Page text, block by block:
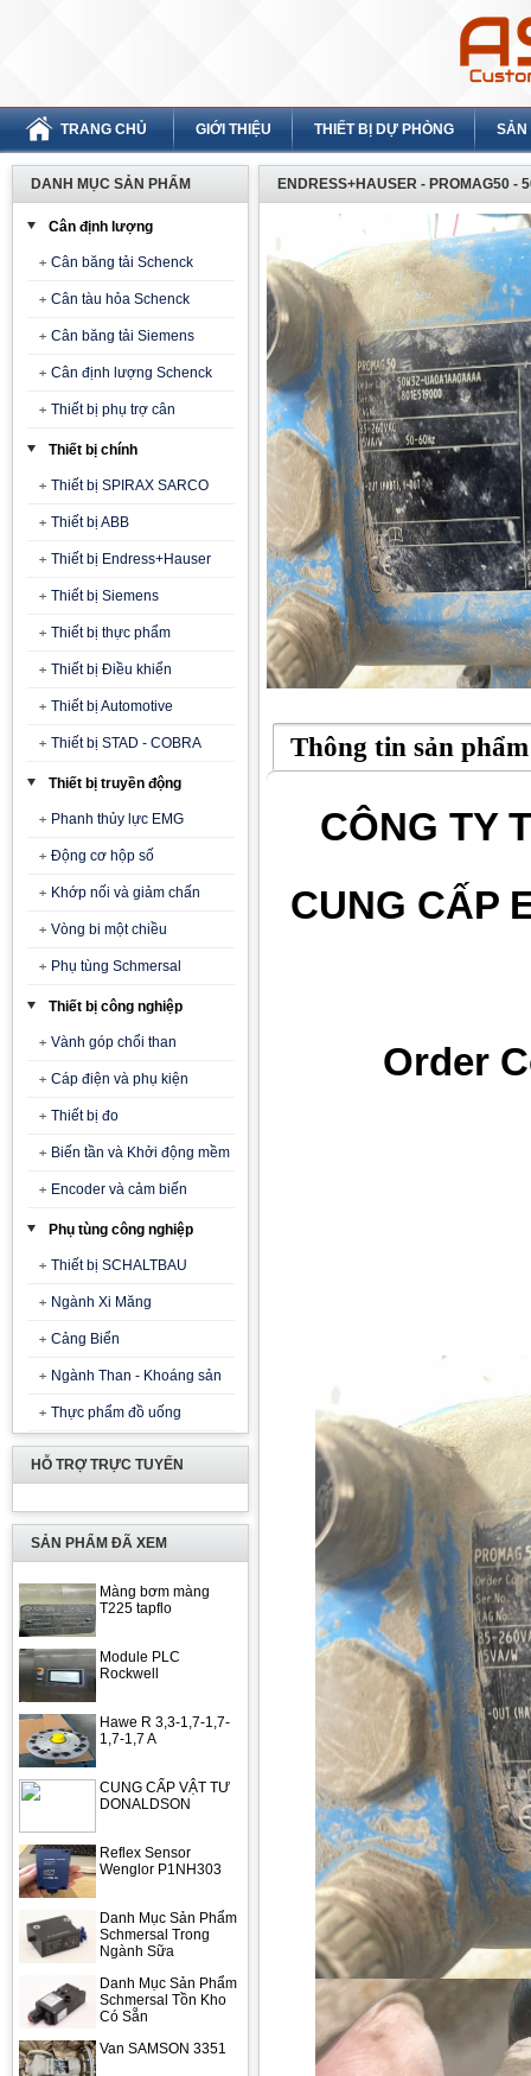
TRANG CHỦ GIỚI THIỆU THIẾT BỊ DỰ PHÒNG SẢN
DANH MỤC SẢN PHẨM
Cân định lượng
Cân băng tải Schenck
Cân tàu hỏa Schenck
Cân băng tải Siemens
Cân định lượng Schenck
Thiết bị phụ trợ cân
Thiết bị chính
Thiết bị SPIRAX SARCO
Thiết bị ABB
Thiết bị Endress+Hauser
Thiết bị Siemens
Thiết bị thực phẩm
Thiết bị Điều khiển
Thiết bị Automotive
Thiết bị STAD - COBRA
Thiết bị truyền động
Phanh thủy lực EMG
Động cơ hộp số
Khớp nối và giảm chấn
Vòng bi một chiều
Phụ tùng Schmersal
Thiết bị công nghiệp
Vành góp chổi than
Cáp điện và phụ kiện
Thiết bị đo
Biến tần và Khởi động mềm
Encoder và cảm biến
Phụ tùng công nghiệp
Thiết bị SCHALTBAU
Ngành Xi Măng
Cảng Biển
Ngành Than - Khoáng sản
Thực phẩm đồ uống
HỖ TRỢ TRỰC TUYẾN
SẢN PHẨM ĐÃ XEM
Màng bơm màng
T225 tapflo
Module PLC
Rockwell
Hawe R 3,3-1,7-1,7-
1,7-1,7 A
CUNG CẤP VẬT TƯ
DONALDSON
Reflex Sensor
Wenglor P1NH303
Danh Mục Sản Phẩm
Schmersal Trong
Ngành Sữa
Danh Mục Sản Phẩm
Schmersal Tồn Kho
Có Sẵn
Van SAMSON 3351
ENDRESS+HAUSER - PROMAG50 -
Thông tin sản phẩm
CÔNG TY
CUNG CẤP
Order